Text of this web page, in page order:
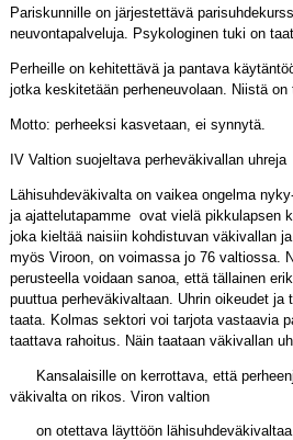
Pariskunnille on järjestettävä
neuvontapalveluja. Psykologinen tuki on
Perheille on kehitettävä ja pantava
jotka keskitetään perheneuvolaan. Niistä
Motto: perheeksi kasvetaan, ei synnytä.
IV Valtion suojeltava perheväkivallan uhreja
Lähisuhdeväkivalta on vaikea ongelma
ja ajattelutapamme ovat vielä pikkulapsen
joka kieltää naisiin kohdistuvan väkivallan
myös Viroon, on voimassa jo 76 valtiossa.
perusteella voidaan sanoa, että tällainen
puuttua perheväkivaltaan. Uhrin oikeudet ja
taata. Kolmas sektori voi tarjota vastaavia
taattava rahoitus. Näin taataan väkivallan
Kansalaisille on kerrottava, että
väkivalta on rikos. Viron valtion
on otettava läyttöön lähisuhdeväkivaltaa